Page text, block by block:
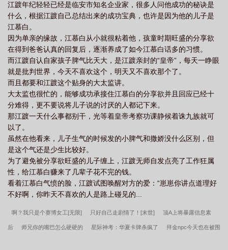
江踱年纪轻轻已经是临安市知名企业家，很多人问他成功的秘诀是
什么，根据江踱自己总结出来的成功宝典，也许是因为他的儿子是
江慕白。
因为单亲的缘故，江慕白从小就很粘着他，孩童时期旺盛的分享欲
在得到爸爸认真的回复后，逐渐养成了如今江慕白话多的习惯。
而江踱自认自家孩子脾气比天大，是江踱亲封的“皇帝”，每天一睁眼
就是批判世界，今天不喜欢这个，明天又不喜欢那个了。
而且都要和江踱这个贴身的大太监讲。
大太监也很忙的，能够成功承接住江慕白的分享欲并且回应已经十
分难得，更不要说将儿子说的讨厌的人都记下来。
那江踱一天什么事都别干，光等着皇帝考察功课静候着诛九族就可
以了。
虽然在他看来，儿子生气的时候发的小脾气和撒娇没什么区别，但
是这个气还是少生比较好。
为了避免被分享欲旺盛的儿子缠上，江踱无师自发点亮了工作狂属
性，给江慕白赚来了几辈子花不完的钱。
看着江慕白气愤的脸，江踱试图唤醒对方的爱：“崽崽你讲点道理好
不好啊，你昨天不喜欢的人是路上碰见的...
啊？我只是个赛博女工[无限] 只好自己走剧情了！[末世] 顶A上将暴露信息素
后 师兄你的嘴巴怎么硬硬的 星际神考：华夏卡牌杀疯了 拜金npc今天也在被围